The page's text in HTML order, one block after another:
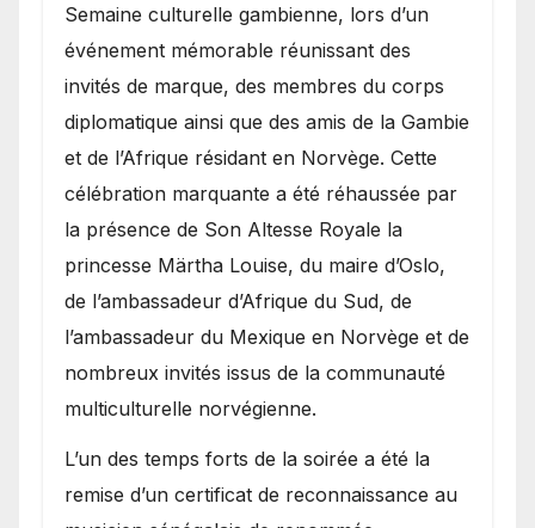
Semaine culturelle gambienne, lors d’un
événement mémorable réunissant des
invités de marque, des membres du corps
diplomatique ainsi que des amis de la Gambie
et de l’Afrique résidant en Norvège. Cette
célébration marquante a été réhaussée par
la présence de Son Altesse Royale la
princesse Märtha Louise, du maire d’Oslo,
de l’ambassadeur d’Afrique du Sud, de
l’ambassadeur du Mexique en Norvège et de
nombreux invités issus de la communauté
multiculturelle norvégienne.
​L’un des temps forts de la soirée a été la
remise d’un certificat de reconnaissance au